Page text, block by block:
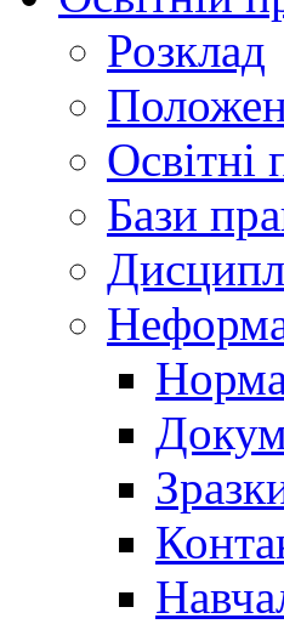
Розклад
Освітні
Бази